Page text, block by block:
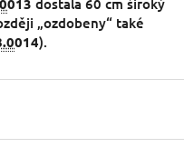
013 dostala 60 cm široký
„ozdobeny“ také
014).